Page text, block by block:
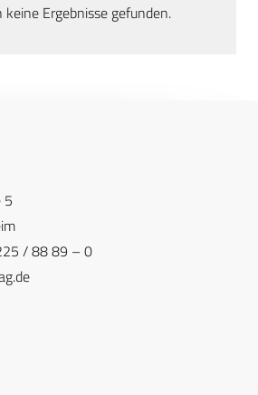
keine Ergebnisse gefunden.
5
/ 88 89 – 0